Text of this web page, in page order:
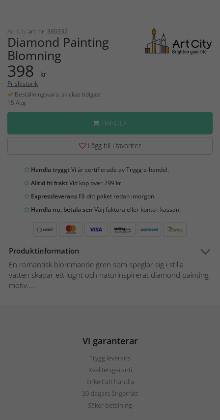
Art City art. nr: 360332
Diamond Painting
Blomning
398 kr
Prishistorik
Beställningsvara, skickas tidigast
15 Aug
HANDLA
Lägg till i favoriter
Handla tryggtVi är certifierade av Trygg e-handel.
Alltid fri fraktVid köp över 799 kr.
Expressleverans Få ditt paket redan imorgon.
Handla nu, betala sen Välj faktura eller konto i kassan.
Produktinformation
En romantisk blommande gren som speglar sig i stilla
vatten skapar ett lugnt och naturinspirerat diamond painting
motiv....
Vi garanterar
Trygg leverans
Kvalitetsgaranti
Enkelt att handla
30 dagars ångerrätt
Säker betalning